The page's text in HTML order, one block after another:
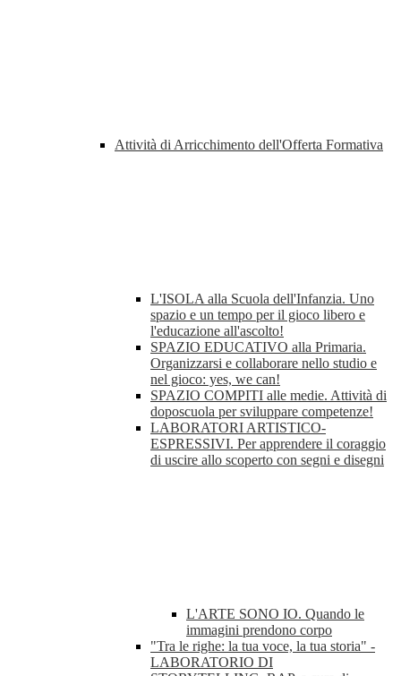
Attività di Arricchimento dell'Offerta Formativa
L'ISOLA alla Scuola dell'Infanzia. Uno
spazio e un tempo per il gioco libero e
l'educazione all'ascolto!
SPAZIO EDUCATIVO alla Primaria.
Organizzarsi e collaborare nello studio e
nel gioco: yes, we can!
SPAZIO COMPITI alle medie. Attività di
doposcuola per sviluppare competenze!
LABORATORI ARTISTICO-
ESPRESSIVI. Per apprendere il coraggio
di uscire allo scoperto con segni e disegni
L'ARTE SONO IO. Quando le
immagini prendono corpo
"Tra le righe: la tua voce, la tua storia" -
LABORATORIO DI